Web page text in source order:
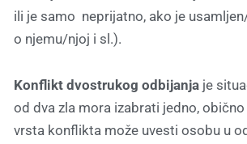
ili je samo neprijatno, ako je
o njemu/njoj i sl.).
Konflikt dvostrukog odbijanja je
od dva zla mora izabrati jedno,
vrsta konflikta može uvesti osobu u